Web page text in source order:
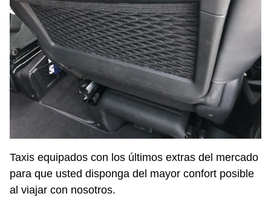
Taxis equipados con los últimos extras del mercado
para que usted disponga del mayor confort posible
al viajar con nosotros.